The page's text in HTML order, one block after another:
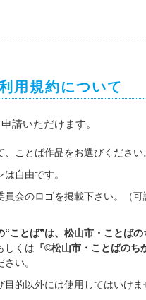
用規約について
請いただけます。
ことば作品をお選びください
は自由です。
員会のロゴを掲載下さい。（
“ことば”は、松山市・ことば
しくは 『©松山市・ことばのち
い。
的以外には使用してはいけま